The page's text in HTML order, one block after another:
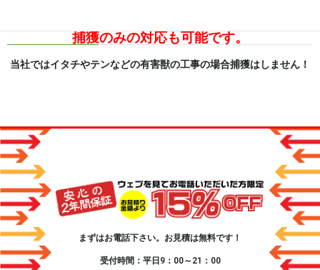
捕獲のみの対応も可能です。
当社ではイタチやテンなどの有害獣の工事の場合捕獲はしません！
まずはお電話下さい。お見積は無料です！
受付時間：平日9：00～21：00